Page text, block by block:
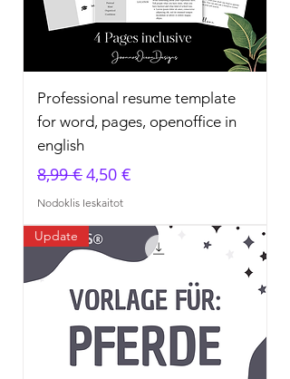
Professional resume template
for word, pages, openoffice in
english
Parastā cena
8,99 € Izpārdošanas cena
4,50 €
Nodoklis Ieskaitot
Update